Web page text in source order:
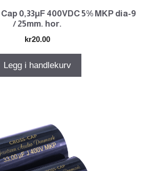
0,33µF 400VDC 5% MKP dia-9
/ 25mm. hor.
kr20.00
Legg i handlekurv